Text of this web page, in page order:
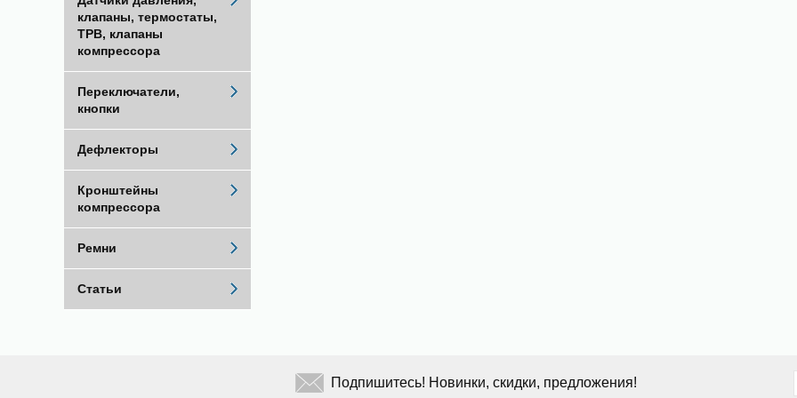
клапаны, термостаты,
ТРВ, клапаны
компрессора
Переключатели,
кнопки
Дефлекторы
Кронштейны
компрессора
Ремни
Статьи
Подпишитесь! Новинки, скидки, предложения!